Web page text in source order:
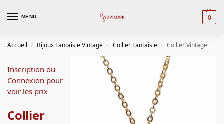
MENU 0
Accueil / Bijoux Fantaisie Vintage / Collier Fantaisie / Collier Vintage
Inscription ou
Connexion pour
voir les prix
Collier